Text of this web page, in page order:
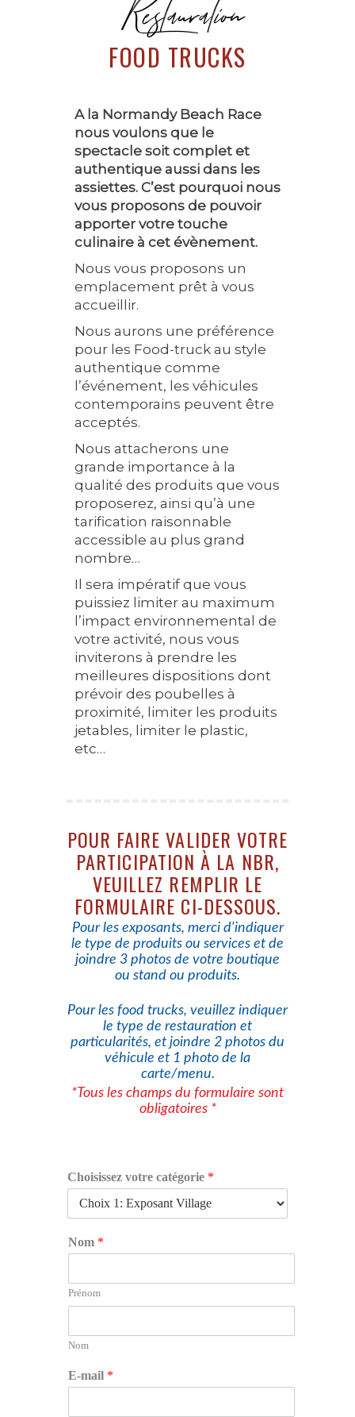
Restauration
FOOD TRUCKS
A la Normandy Beach Race
nous voulons que le
spectacle soit complet et
authentique aussi dans les
assiettes. C’est pourquoi nous
vous proposons de pouvoir
apporter votre touche
culinaire à cet évènement.
Nous vous proposons un
emplacement prêt à vous
accueillir.
Nous aurons une préférence
pour les Food-truck au style
authentique comme
l’événement, les véhicules
contemporains peuvent être
acceptés.
Nous attacherons une
grande importance à la
qualité des produits que vous
proposerez, ainsi qu’à une
tarification raisonnable
accessible au plus grand
nombre…
Il sera impératif que vous
puissiez limiter au maximum
l’impact environnemental de
votre activité, nous vous
inviterons à prendre les
meilleures dispositions dont
prévoir des poubelles à
proximité, limiter les produits
jetables, limiter le plastic,
etc…
POUR FAIRE VALIDER VOTRE
PARTICIPATION À LA NBR,
VEUILLEZ REMPLIR LE
FORMULAIRE CI-DESSOUS.
Pour les exposants, merci d'indiquer
le type de produits ou services et de
joindre 3 photos de votre boutique
ou stand ou produits.
Pour les food trucks, veuillez indiquer
le type de restauration et
particularités, et joindre 2 photos du
véhicule et 1 photo de la
carte/menu.
*Tous les champs du formulaire sont
obligatoires *
Choisissez votre catégorie *
Nom *
Prénom
Nom
E-mail *